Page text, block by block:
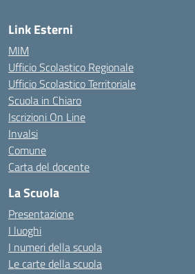
Link Esterni
MIM
Ufficio Scolastico Regionale
Ufficio Scolastico Territoriale
Scuola in Chiaro
Iscrizioni On Line
Invalsi
Comune
Carta del docente
La Scuola
Presentazione
I luoghi
I numeri della scuola
Le carte della scuola